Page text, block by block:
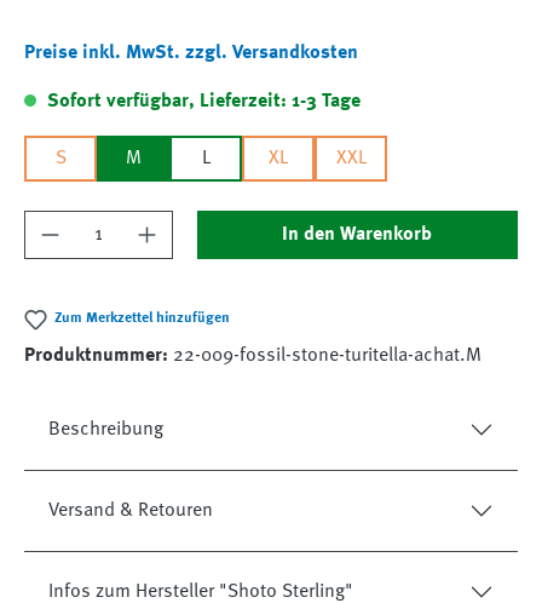
Preise inkl. MwSt. zzgl. Versandkosten
Sofort verfügbar, Lieferzeit: 1-3 Tage
S M L XL XXL
Produkt Anzahl: Gib den gewünschten Wert
In den Warenkorb
Zum Merkzettel hinzufügen
Produktnummer: 22-009-fossil-stone-turitella-achat.M
Beschreibung
Versand & Retouren
Infos zum Hersteller "Shoto Sterling"